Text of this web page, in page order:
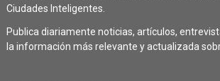
Ciudades Inteligentes.
Publica diariamente noticias, artículos,
la información más relevante y actualizada